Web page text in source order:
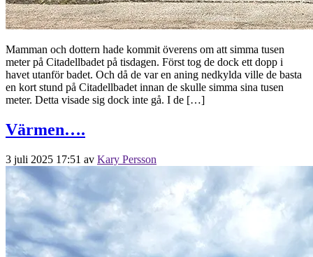
Mamman och dottern hade kommit överens om att simma tusen
meter på Citadellbadet på tisdagen. Först tog de dock ett dopp i
havet utanför badet. Och då de var en aning nedkylda ville de basta
en kort stund på Citadellbadet innan de skulle simma sina tusen
meter. Detta visade sig dock inte gå. I de […]
Värmen….
3 juli 2025 17:51 av Kary Persson